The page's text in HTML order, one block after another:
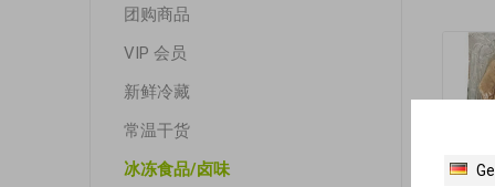
团购商品
VIP 会员
新鲜冷藏
常温干货
冰冻食品/卤味